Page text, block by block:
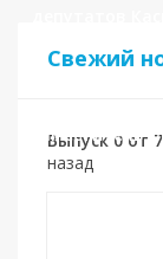
заместитель
Свежий
Выпуск 0 от
назад